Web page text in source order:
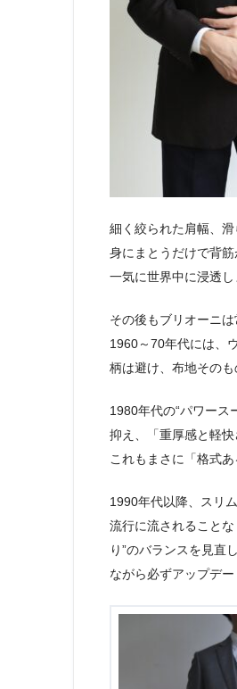
細く絞られた肩幅、
身にまとうだけで背
一気に世界中に浸透し
その後もブリオーニ
1960～70年代には、
柄は避け、布地そのも
1980年代の“パワース
抑え、「重厚感と軽
これもまさに「格式
1990年代以降、スリ
流行に流されること
り”のバランスを見直
ながら必ずアップデ